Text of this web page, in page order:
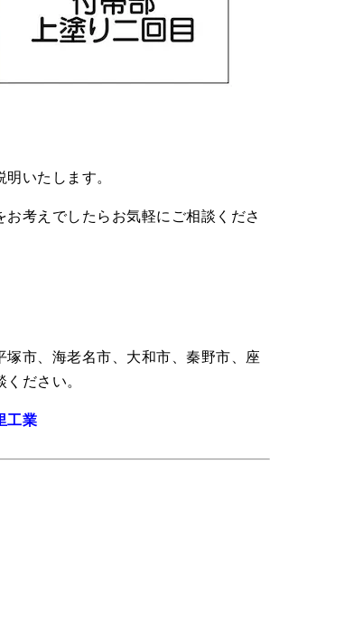
いたします。
考えでしたらお気軽にご相談くださ
市、海老名市、大和市、秦野市、座
ださい。
工業